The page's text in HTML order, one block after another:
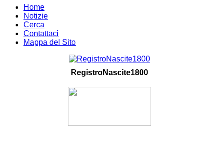
Home
Notizie
Cerca
Contattaci
Mappa del Sito
RegistroNascite1800